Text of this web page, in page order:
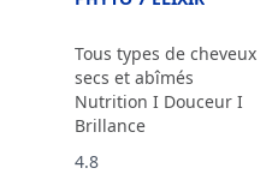
Tous types de cheveux
secs et abîmés
Nutrition I Douceur I
Brillance
4.8